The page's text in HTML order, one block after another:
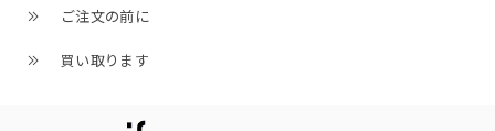
ご注文の前に
買い取ります